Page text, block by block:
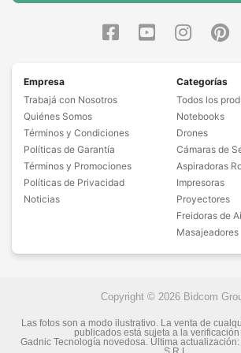
Empresa
Trabajá con Nosotros
Quiénes Somos
Términos y Condiciones
Políticas de Garantía
Términos y Promociones
Políticas de Privacidad
Noticias
Categorías
Todos los
Notebooks
Drones
Cámaras de
Aspiradoras
Impresoras
Proyectores
Freidoras de
Masajeadores
Copyright © 2026 Bidcom
Las fotos son a modo ilustrativo. La venta de
publicados está sujeta a la verificación
Gadnic Tecnología novedosa. Última actualización: